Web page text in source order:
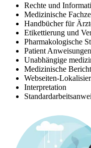
Rechte und
Medizinische
Handbücher für
Etikettierung und
Pharmakologische
Patient Anweisungen
Unabhängige
Medizinische
Webseiten-
Interpretation